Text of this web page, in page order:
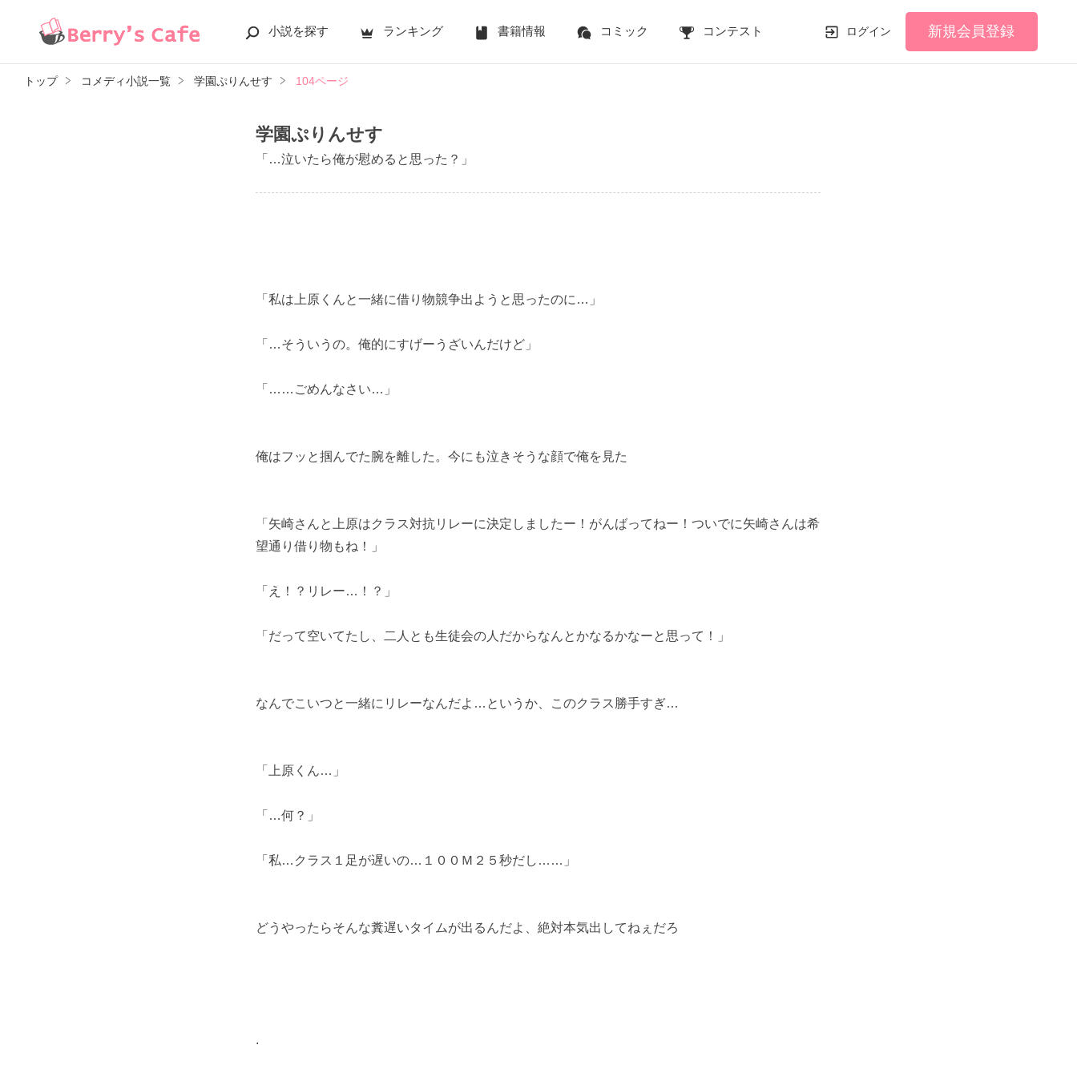
小説を探す ランキング 書籍情報 コミック コンテスト ログイン 新規会員登録
トップ コメディ小説一覧 学園ぷりんせす 104ページ
学園ぷりんせす
「…泣いたら俺が慰めると思った？」
「私は上原くんと一緒に借り物競争出ようと思ったのに…」
「…そういうの。俺的にすげーうざいんだけど」
「……ごめんなさい…」
俺はフッと掴んでた腕を離した。今にも泣きそうな顔で俺を見た
「矢崎さんと上原はクラス対抗リレーに決定しましたー！がんばってねー！ついでに矢崎さんは希
望通り借り物もね！」
「え！？リレー…！？」
「だって空いてたし、二人とも生徒会の人だからなんとかなるかなーと思って！」
なんでこいつと一緒にリレーなんだよ…というか、このクラス勝手すぎ…
「上原くん…」
「…何？」
「私…クラス１足が遅いの…１００Ｍ２５秒だし……」
どうやったらそんな糞遅いタイムが出るんだよ、絶対本気出してねぇだろ
.